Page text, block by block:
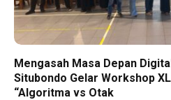
Mengasah Masa Depan
Situbondo Gelar Workshop
“Algoritma vs Otak